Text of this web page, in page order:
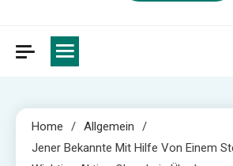
Home
Allgemein
Jener Bekannte Mit Hilfe Von Einem